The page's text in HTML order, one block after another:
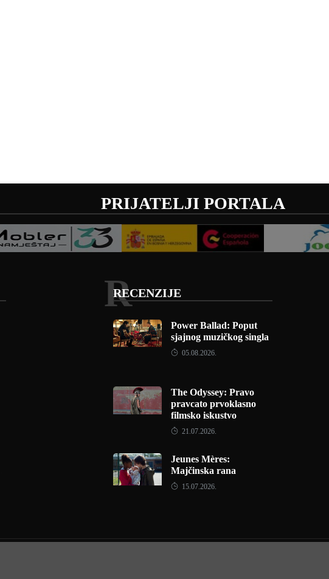
PRIJATELJI PORTALA
RECENZIJE
R
Power Ballad: Poput
sjajnog muzičkog singla
05.08.2026.
The Odyssey: Pravo
pravcato prvoklasno
filmsko iskustvo
21.07.2026.
Jeunes Mères:
Majčinska rana
15.07.2026.